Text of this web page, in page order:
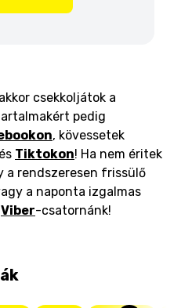
csekkoljátok a
pedig
, kövessetek
és Tiktokon! Ha nem éritek
a rendszeresen frissülő
a naponta izgalmas
Viber-csatornánk!